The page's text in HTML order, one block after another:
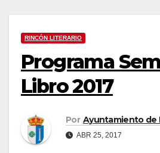
RINCÓN LITERARIO
Programa
Libro 2017
Por Ayuntamiento de
ABR 25, 2017